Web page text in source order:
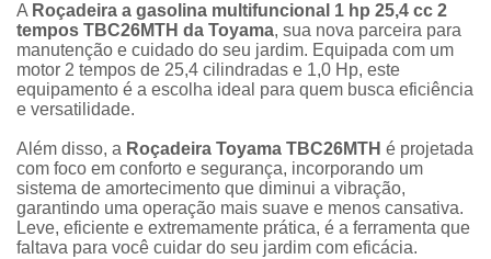
A Roçadeira a gasolina multifuncional 1 hp 25,4 cc 2
tempos TBC26MTH da Toyama, sua nova parceira para
manutenção e cuidado do seu jardim. Equipada com um
motor 2 tempos de 25,4 cilindradas e 1,0 Hp, este
equipamento é a escolha ideal para quem busca eficiência
e versatilidade.
Além disso, a Roçadeira Toyama TBC26MTH é projetada
com foco em conforto e segurança, incorporando um
sistema de amortecimento que diminui a vibração,
garantindo uma operação mais suave e menos cansativa.
Leve, eficiente e extremamente prática, é a ferramenta que
faltava para você cuidar do seu jardim com eficácia.